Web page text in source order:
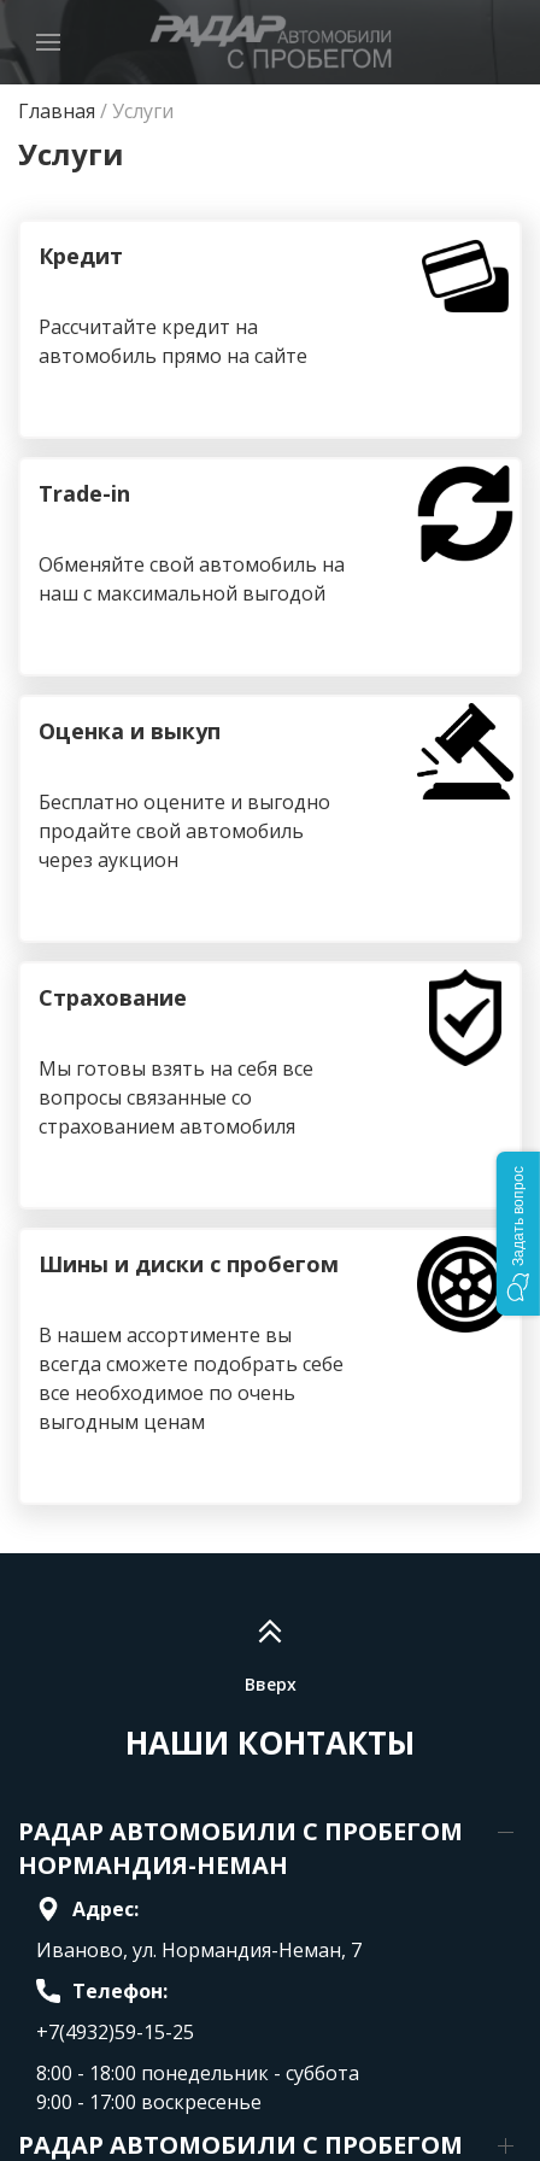
Главная /Услуги
Услуги
Кредит
Рассчитайте кредит на
автомобиль прямо на сайте
Trade-in
Обменяйте свой автомобиль на
наш с максимальной выгодой
Оценка и выкуп
Бесплатно оцените и выгодно
продайте свой автомобиль
через аукцион
Страхование
Мы готовы взять на себя все
вопросы связанные со
страхованием автомобиля
Шины и диски с пробегом
В нашем ассортименте вы
всегда сможете подобрать себе
все необходимое по очень
выгодным ценам
Вверх
НАШИ КОНТАКТЫ
РАДАР АВТОМОБИЛИ С ПРОБЕГОМ
НОРМАНДИЯ-НЕМАН
Адрес:
Иваново, ул. Нормандия-Неман, 7
Телефон:
+7(4932)59-15-25
8:00 - 18:00 понедельник - суббота
9:00 - 17:00 воскресенье
РАДАР АВТОМОБИЛИ С ПРОБЕГОМ
Задать вопрос